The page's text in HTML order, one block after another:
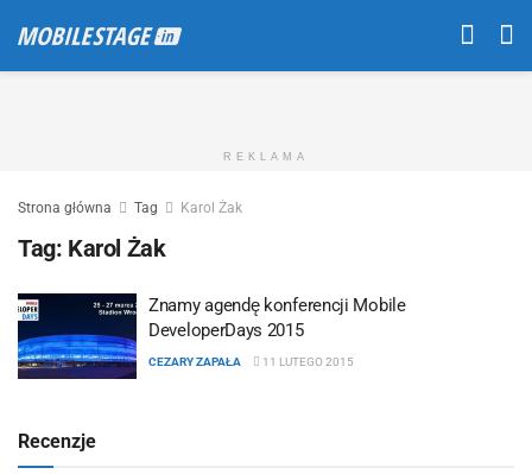
REKLAMA
Strona główna Tag Karol Żak
Tag: Karol Żak
Znamy agendę konferencji Mobile
DeveloperDays 2015
CEZARY ZAPAŁA 11 LUTEGO 2015
Recenzje